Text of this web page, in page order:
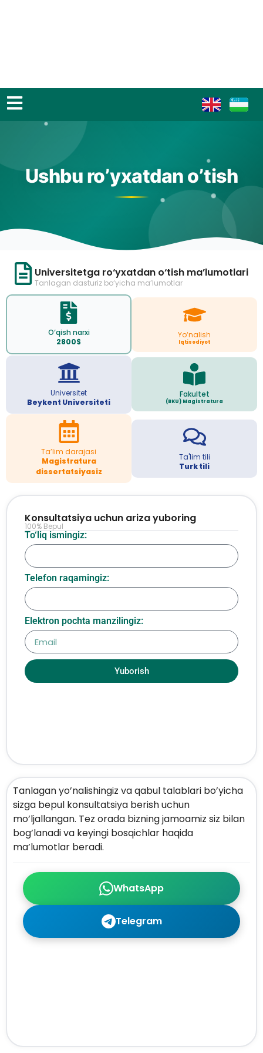
Ushbu ro’yxatdan o’tish
Universitetga ro‘yxatdan o‘tish ma’lumotlari
Tanlagan dasturiz bo‘yicha ma’lumotlar
O‘qish narxi
2800$
Yo‘nalish
Iqtisodiyot
Universitet
Beykent Universiteti
Fakultet
(BKU) Magistratura
Ta’lim darajasi
Magistratura
dissertatsiyasiz
Ta'lim tili
Turk tili
WhatsApp
Telegram
Tanlagan yo’nalishingiz va qabul talablari bo’yicha
sizga bepul konsultatsiya berish uchun
mo’ljallangan. Tez orada bizning jamoamiz siz bilan
bog’lanadi va keyingi bosqichlar haqida
ma’lumotlar beradi.
To‘liq ismingiz:
Telefon raqamingiz:
Elektron pochta manzilingiz:
Yuborish
Konsultatsiya uchun ariza yuboring
100% Bepul